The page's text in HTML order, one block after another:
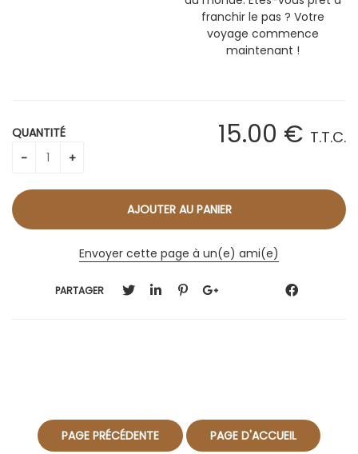
franchir le pas ? Votre
voyage commence
maintenant !
15.00 € T.T.C.
QUANTITÉ
Envoyer cette page à un(e) ami(e)
PARTAGER